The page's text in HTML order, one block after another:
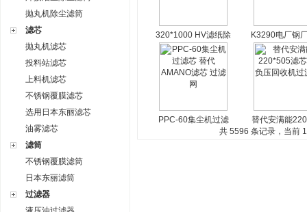
抛丸机除尘滤筒
滤芯
抛丸机滤芯
投料站滤芯
上料机滤芯
不锈钢覆膜滤芯
选用日本东丽滤芯
油雾滤芯
滤筒
不锈钢覆膜滤筒
日本东丽滤筒
过滤器
320*1000 HV滤纸除
尘滤筒
K3290电厂钢
式除尘滤筒
制
PPC-60集尘机过滤
芯 替代AMANO滤芯
替代安满能
滤芯 高负压回
共 5596 条记录，当前